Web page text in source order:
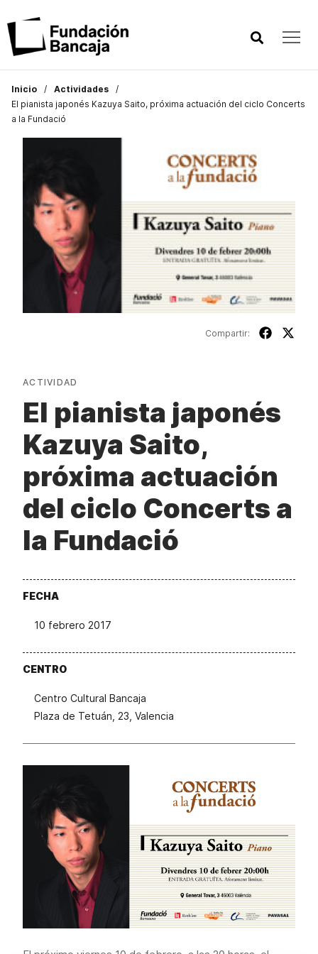
Inicio
Actividades
El pianista japonés Kazuya Saito, próxima actuación del ciclo Concerts
a la Fundació
Compartir:
ACTIVIDAD
El pianista japonés
Kazuya Saito,
próxima actuación
del ciclo Concerts a
la Fundació
FECHA
10 febrero 2017
CENTRO
Centro Cultural Bancaja
Plaza de Tetuán, 23, Valencia